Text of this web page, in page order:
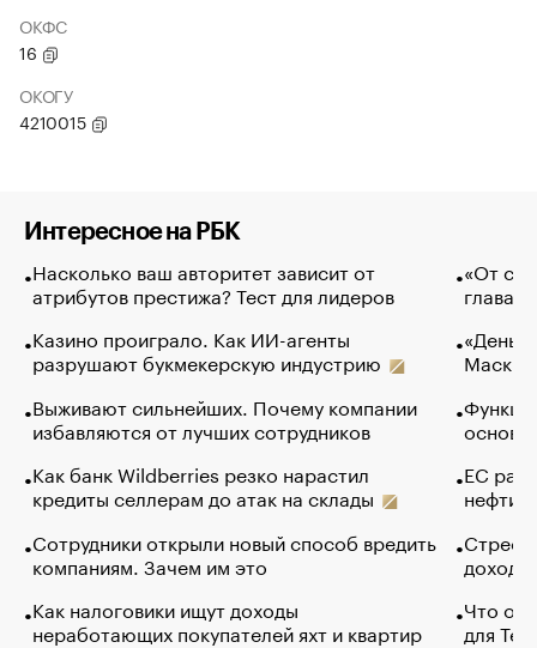
ОКФС
16
ОКОГУ
4210015
Интересное на РБК
Насколько ваш авторитет зависит от
атрибутов престижа? Тест для лидеров
Казино проиграло. Как ИИ-агенты
разрушают букмекерскую индустрию
Выживают сильнейших. Почему компании
избавляются от лучших сотрудников
Как банк Wildberries резко нарастил
кредиты селлерам до атак на склады
Сотрудники открыли новый способ вредить
компаниям. Зачем им это
Как налоговики ищут доходы
неработающих покупателей яхт и квартир
«От
глава
Маск в
основ
ЕС
нефти
Что
для